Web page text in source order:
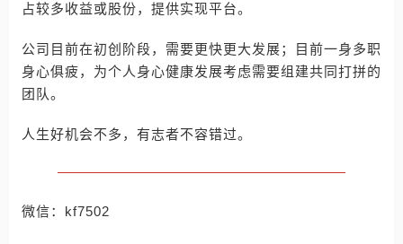
占较多收益或股份，提供实现平台。
公司目前在初创阶段，需要更快更大发展；目前一身多职
身心俱疲，为个人身心健康发展考虑需要组建共同打拼的
团队。
人生好机会不多，有志者不容错过。
微信：kf7502